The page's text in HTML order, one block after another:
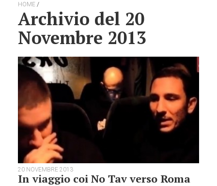
HOME /
Archivio del 20
Novembre 2013
20 NOVEMBRE 2013
In viaggio coi No Tav verso Roma